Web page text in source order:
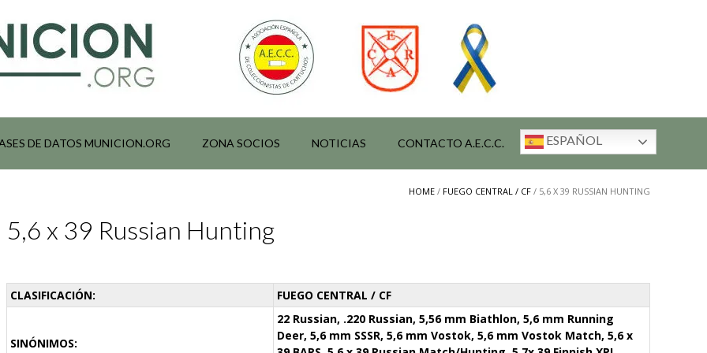
DE DATOS MUNICION.ORG ZONA SOCIOS NOTICIAS CONTACTO A.E.C.C. ESPAÑOL
HOME / FUEGO CENTRAL / CF / 5,6 X 39 RUSSIAN HUNTING
5,6 x 39 Russian Hunting
CLASIFICACIÓN: FUEGO CENTRAL / CF
SINÓNIMOS:
22 Russian, .220 Russian, 5,56 mm Biathlon, 5,6 mm Running
Deer, 5,6 mm SSSR, 5,6 mm Vostok, 5,6 mm Vostok Match, 5,6 x